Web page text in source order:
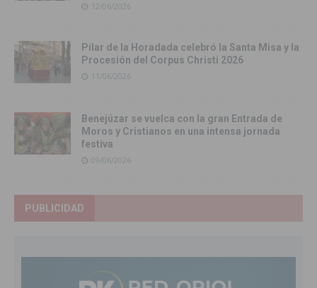
12/06/2026
Pilar de la Horadada celebró la Santa Misa y la
Procesión del Corpus Christi 2026
11/06/2026
Benejúzar se vuelca con la gran Entrada de
Moros y Cristianos en una intensa jornada
festiva
09/06/2026
PUBLICIDAD